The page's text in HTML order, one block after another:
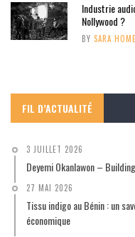
Industrie
Nollywood ?
BY SARA
FIL D’ACTUALITÉ
3 JUILLET 2026
Deyemi Okanlawon –
27 MAI 2026
Tissu indigo au Bénin : un
économique